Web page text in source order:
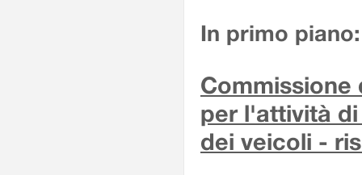
In primo piano:
per l'attività
dei veicoli -